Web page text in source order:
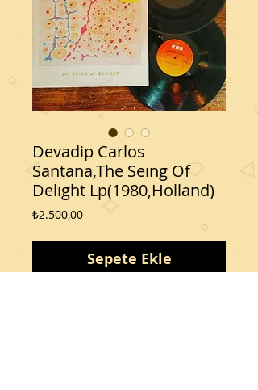
Devadip Carlos
Santana,The Seıng Of
Delıght Lp(1980,Holland)
₺2.500,00Fiyat
Sepete Ekle